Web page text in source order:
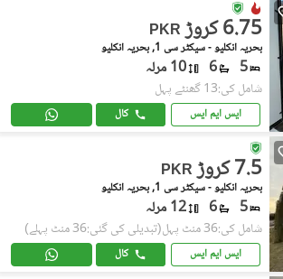
PKR 6.75 کروڑ
بحریہ انکلیو - سیکٹر سی 1, بحریہ انکلیو
5
6 10 مرلہ
شامل کی:13 گھنٹے پہل
ایس ایم ایس کال
PKR 7.5 کروڑ
بحریہ انکلیو - سیکٹر سی 1, بحریہ انکلیو
5
6 12 مرلہ
شامل کی:36 منٹ پہل (تبدیلی کی گئی:36 منٹ پہلے)
ایس ایم ایس کال